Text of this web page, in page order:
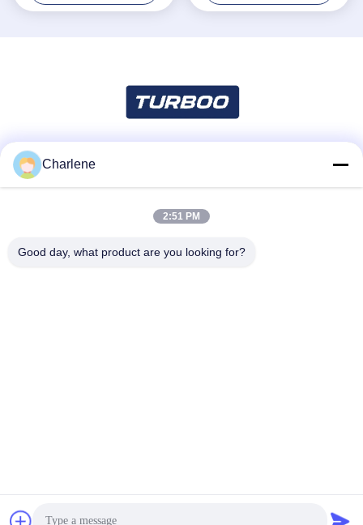
Çin iyi. Kalite tripod turnikesi Tedarikçi. Telif hakkı © 2018-2026
Charlene
2:51 PM
Good day, what product are you looking for?